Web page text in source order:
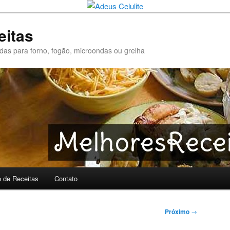
para forno, fogão, microondas ou grelha
de Receitas Contato
Próximo →